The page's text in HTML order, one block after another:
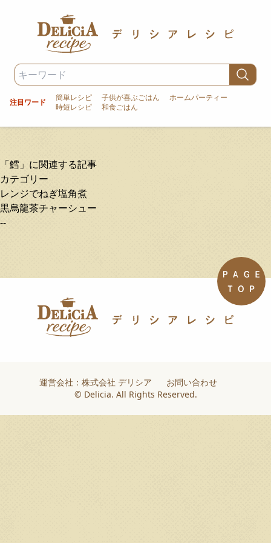
注目ワード 簡単レシピ 子供が喜ぶごはん
ホームパーティー
時短レシピ
和食ごはん
「鱈」に関連する記事
カテゴリー
レンジでねぎ塩角煮
黒烏龍茶チャーシュー
--
運営会社：株式会社 デリシア
お問い合わせ
© Delicia. All Rights Reserved.